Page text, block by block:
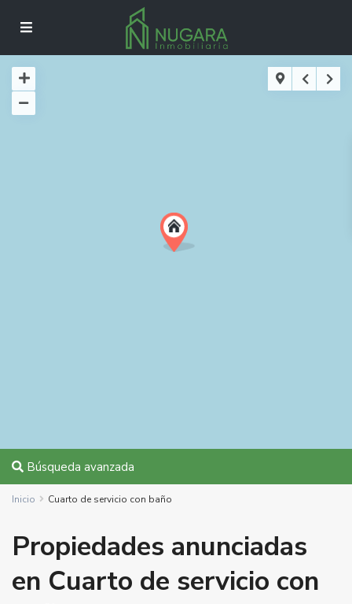
Búsqueda avanzada
Inicio Cuarto de servicio con baño
Propiedades anunciadas
en Cuarto de servicio con